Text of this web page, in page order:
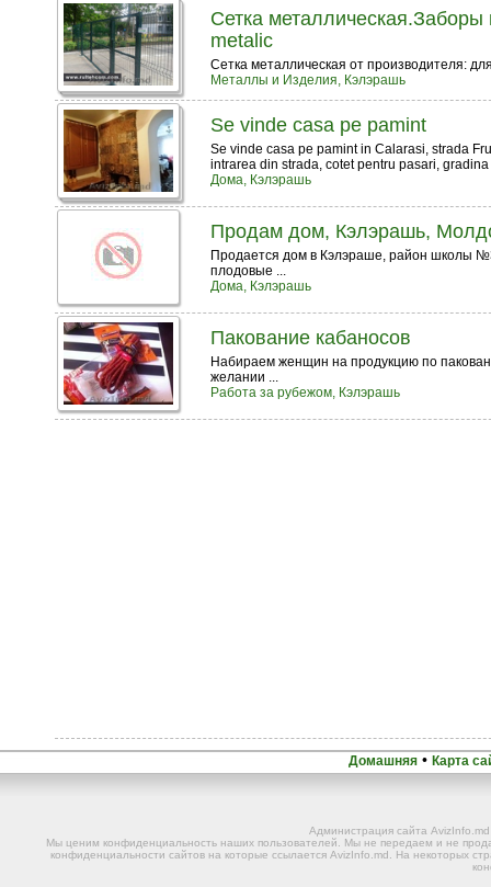
Сетка
metalic
Сетка металлическая от производителя:
Металлы и Изделия, Кэлэрашь
Se vinde casa pe pamint
Se vinde casa pe pamint in Calarasi, strada
intrarea din strada, cotet pentru pasari,
Дома, Кэлэрашь
Продам дом, Кэлэрашь,
Продается дом в Кэлэраше, район школы
плодовые ...
Дома, Кэлэрашь
Пакование кабаносов
Набираем женщин на продукцию по
желании ...
Работа за рубежом, Кэлэрашь
Домашняя • Карта
Администрация сайта
Мы ценим конфиденциальность наших пользователей. Мы не передаем и не
конфиденциальности сайтов на которые ссылается AvizInfo.md. На некоторых